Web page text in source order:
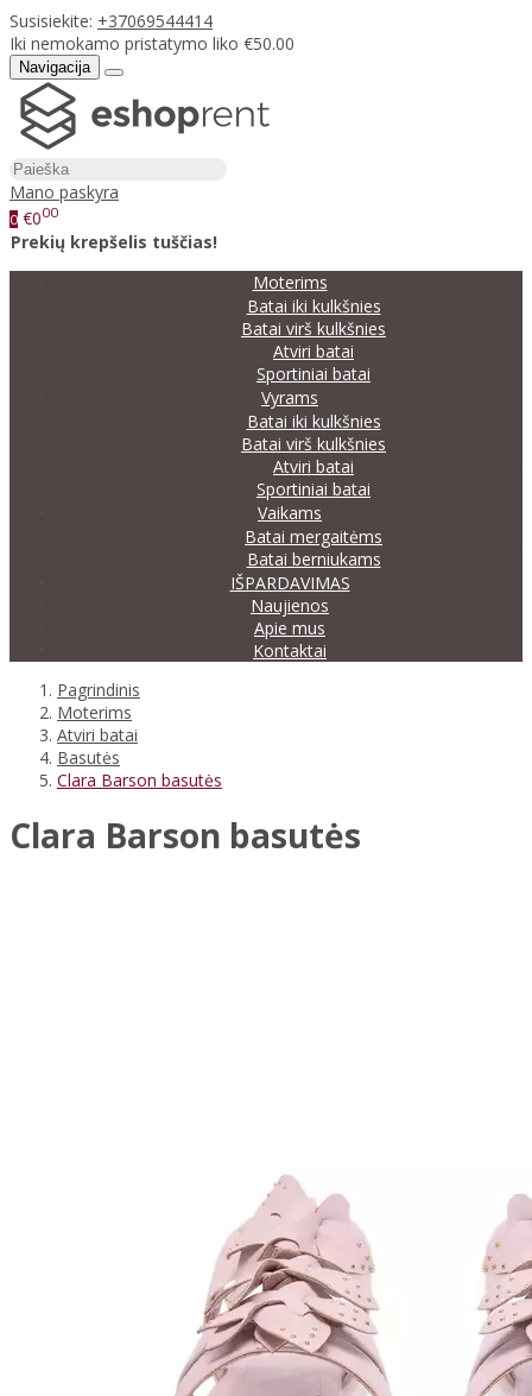
Susisiekite: +37069544414
Iki nemokamo pristatymo liko €50.00
Navigacija
Mano paskyra
0 €000
Prekių krepšelis tuščias!
Moterims
Batai iki kulkšnies
Batai virš kulkšnies
Atviri batai
Sportiniai batai
Vyrams
Batai iki kulkšnies
Batai virš kulkšnies
Atviri batai
Sportiniai batai
Vaikams
Batai mergaitėms
Batai berniukams
IŠPARDAVIMAS
Naujienos
Apie mus
Kontaktai
Pagrindinis
Moterims
Atviri batai
Basutės
Clara Barson basutės
Clara Barson basutės